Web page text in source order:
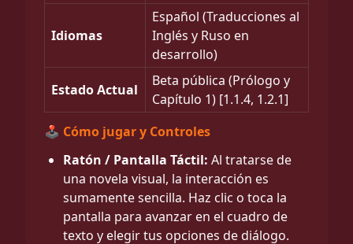
Idiomas
Español (Traducciones al
Inglés y Ruso en
desarrollo)
Estado Actual
Beta pública (Prólogo y
Capítulo 1) [1.1.4, 1.2.1]
🕹️ Cómo jugar y Controles
Ratón / Pantalla Táctil: Al tratarse de
una novela visual, la interacción es
sumamente sencilla. Haz clic o toca la
pantalla para avanzar en el cuadro de
texto y elegir tus opciones de diálogo.